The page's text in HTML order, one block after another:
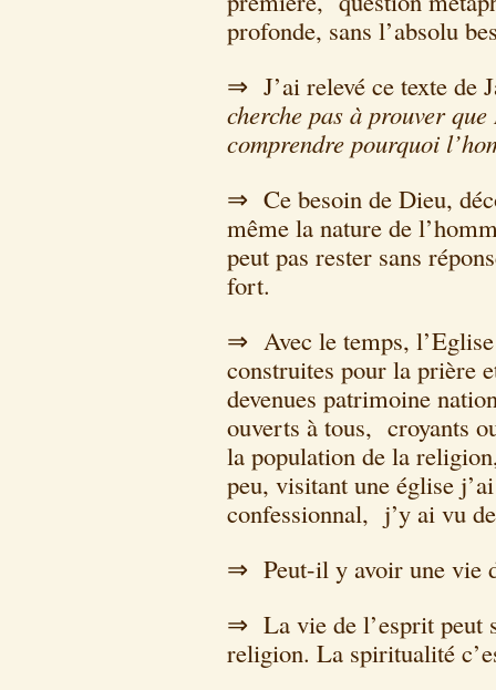
profonde, sans l’absolu
⇒ J’ai relevé ce texte de
cherche pas à prouver
comprendre pourquoi
⇒ Ce besoin de Dieu,
même la nature de
peut pas rester sans
fort.
⇒ Avec le temps,
construites pour la prière
devenues patrimoine
ouverts à tous, croyants
la population de la
peu, visitant une église
confessionnal, j’y ai vu
⇒ Peut-il y avoir une vie
⇒ La vie de l’esprit peut
religion. La spiritualité